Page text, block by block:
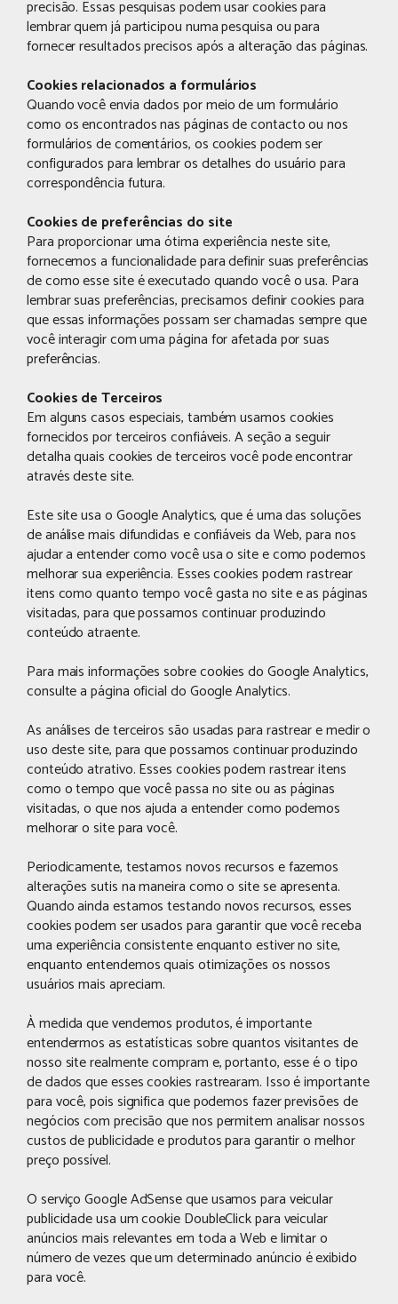
precisão. Essas pesquisas podem usar cookies para
lembrar quem já participou numa pesquisa ou para
fornecer resultados precisos após a alteração das páginas.
Cookies relacionados a formulários
Quando você envia dados por meio de um formulário
como os encontrados nas páginas de contacto ou nos
formulários de comentários, os cookies podem ser
configurados para lembrar os detalhes do usuário para
correspondência futura.
Cookies de preferências do site
Para proporcionar uma ótima experiência neste site,
fornecemos a funcionalidade para definir suas preferências
de como esse site é executado quando você o usa. Para
lembrar suas preferências, precisamos definir cookies para
que essas informações possam ser chamadas sempre que
você interagir com uma página for afetada por suas
preferências.
Cookies de Terceiros
Em alguns casos especiais, também usamos cookies
fornecidos por terceiros confiáveis. A seção a seguir
detalha quais cookies de terceiros você pode encontrar
através deste site.
Este site usa o Google Analytics, que é uma das soluções
de análise mais difundidas e confiáveis ​​da Web, para nos
ajudar a entender como você usa o site e como podemos
melhorar sua experiência. Esses cookies podem rastrear
itens como quanto tempo você gasta no site e as páginas
visitadas, para que possamos continuar produzindo
conteúdo atraente.
Para mais informações sobre cookies do Google Analytics,
consulte a página oficial do Google Analytics.
As análises de terceiros são usadas para rastrear e medir o
uso deste site, para que possamos continuar produzindo
conteúdo atrativo. Esses cookies podem rastrear itens
como o tempo que você passa no site ou as páginas
visitadas, o que nos ajuda a entender como podemos
melhorar o site para você.
Periodicamente, testamos novos recursos e fazemos
alterações sutis na maneira como o site se apresenta.
Quando ainda estamos testando novos recursos, esses
cookies podem ser usados ​​para garantir que você receba
uma experiência consistente enquanto estiver no site,
enquanto entendemos quais otimizações os nossos
usuários mais apreciam.
À medida que vendemos produtos, é importante
entendermos as estatísticas sobre quantos visitantes de
nosso site realmente compram e, portanto, esse é o tipo
de dados que esses cookies rastrearam. Isso é importante
para você, pois significa que podemos fazer previsões de
negócios com precisão que nos permitem analisar nossos
custos de publicidade e produtos para garantir o melhor
preço possível.
O serviço Google AdSense que usamos para veicular
publicidade usa um cookie DoubleClick para veicular
anúncios mais relevantes em toda a Web e limitar o
número de vezes que um determinado anúncio é exibido
para você.